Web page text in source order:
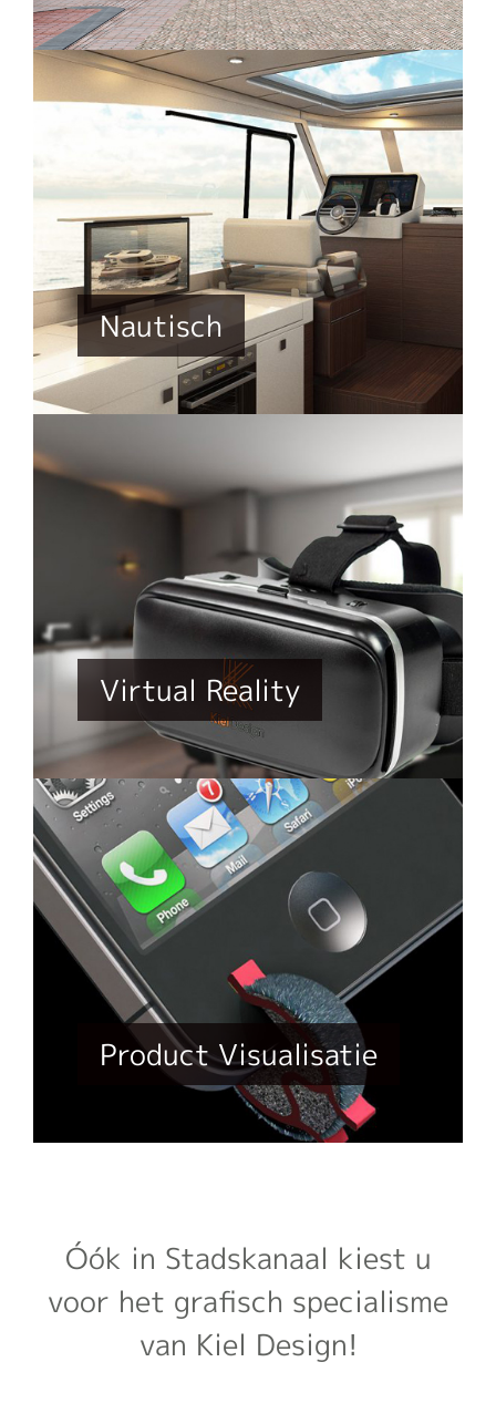
Nautisch
Virtual Reality
Product Visualisatie
Óók in Stadskanaal kiest u
voor het grafisch specialisme
van Kiel Design!